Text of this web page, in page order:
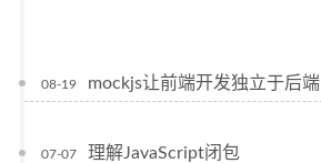
08-19 mockjs让前端开发独立于后端
07-07 理解JavaScript闭包